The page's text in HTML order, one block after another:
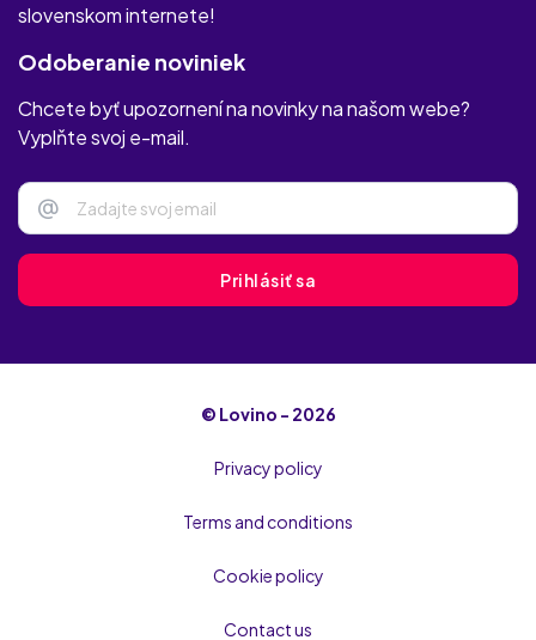
slovenskom internete!
Odoberanie noviniek
Chcete byť upozornení na novinky na našom webe?
Vyplňte svoj e-mail.
@
Prihlásiť sa
© Lovino - 2026
Privacy policy
Terms and conditions
Cookie policy
Contact us